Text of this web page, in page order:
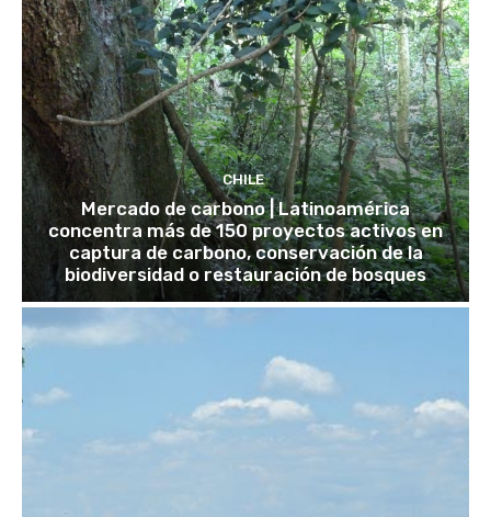
CHILE
Mercado de carbono | Latinoamérica
concentra más de 150 proyectos activos en
captura de carbono, conservación de la
biodiversidad o restauración de bosques